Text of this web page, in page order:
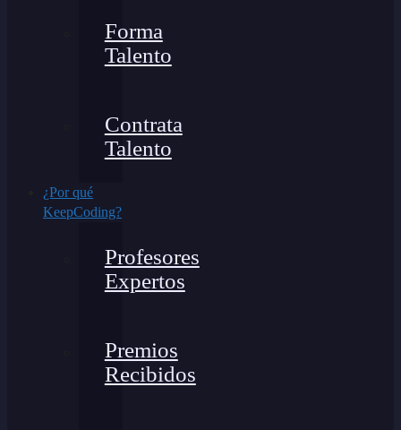
Forma
Talento
Contrata
Talento
¿Por qué
KeepCoding?
Profesores
Expertos
Premios
Recibidos